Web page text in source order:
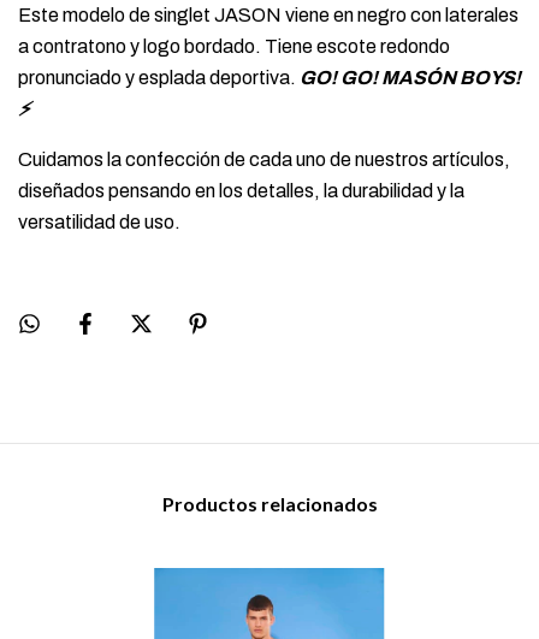
Este modelo de singlet JASON viene en negro con laterales
a contratono y logo bordado. Tiene escote redondo
pronunciado y esplada deportiva. GO! GO! MASÓN BOYS!
⚡️
Cuidamos la confección de cada uno de nuestros artículos,
diseñados pensando en los detalles, la durabilidad y la
versatilidad de uso.
Productos relacionados